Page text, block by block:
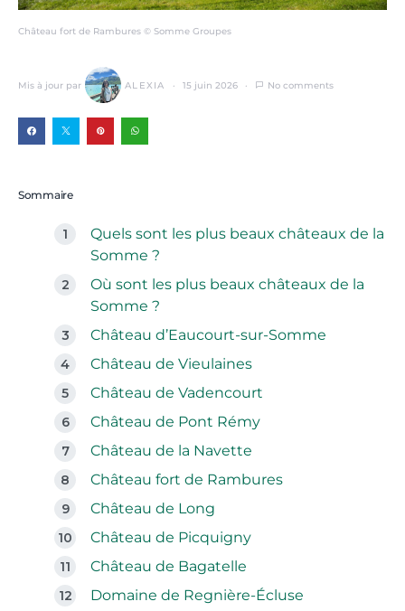
Château fort de Rambures © Somme Groupes
Mis à jour par ALEXIA 15 juin 2026 No comments
Sommaire
Quels sont les plus beaux châteaux de la
Somme ?
Où sont les plus beaux châteaux de la
Somme ?
Château d’Eaucourt-sur-Somme
Château de Vieulaines
Château de Vadencourt
Château de Pont Rémy
Château de la Navette
Château fort de Rambures
Château de Long
Château de Picquigny
Château de Bagatelle
Domaine de Regnière-Écluse